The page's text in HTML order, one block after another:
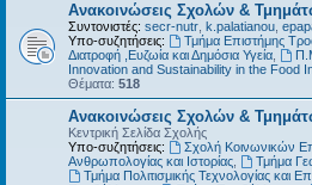
Ανακοινώσεις Σχολών &
Συντονιστές: secr-nutr k.palatianou
Υπο-συζητήσεις:
Τμήμα Επιστήμης
Διατροφή ,Ευζωία και Δημόσια Υγεία
Innovation and Sustainability in the Food
Θέματα: 518
Ανακοινώσεις Σχολών &
Κεντρική Σελίδα Σχολής
Υπο-συζητήσεις:
Σχολή Κοινωνικών
Ανθρωπολογίας και Ιστορίας
Τμήμα
Τμήμα Πολιτισμικής Τεχνολογίας και